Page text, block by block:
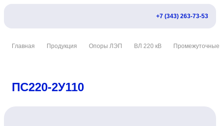
+7 (343) 263-73-53
Главная Продукция Опоры ЛЭП ВЛ 220 кВ Промежуточные
ПС220-2У110